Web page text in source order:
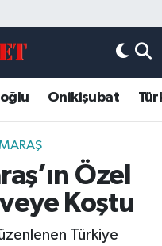
Onikişubat
Özel
Koştu
Türkiye
Eczaneler
Haritası
Fikstür